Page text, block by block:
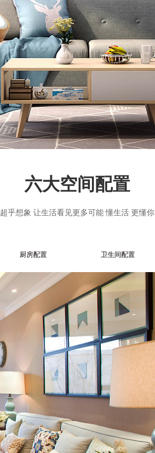
六大空间配置
超乎想象 让生活看见更多可能 懂生活 更懂你
厨房配置 卫生间配置